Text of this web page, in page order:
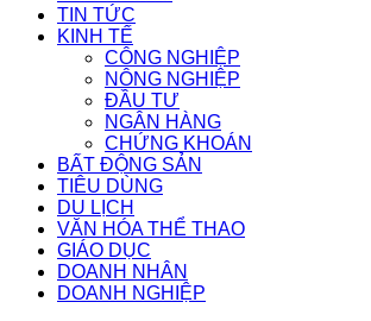
TIN TỨC
KINH TẾ
CÔNG NGHIỆP
NÔNG NGHIỆP
ĐẦU TƯ
NGÂN HÀNG
CHỨNG KHOÁN
BẤT ĐỘNG SẢN
TIÊU DÙNG
DU LỊCH
VĂN HÓA THỂ THAO
GIÁO DỤC
DOANH NHÂN
DOANH NGHIỆP